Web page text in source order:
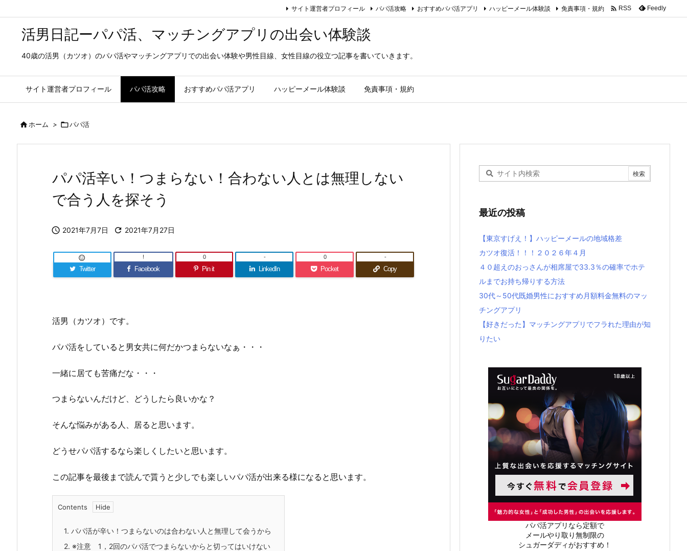
活男日記ーパパ活、マッチングアプリの出会い体験談
40歳の活男（カツオ）のパパ活やマッチングアプリでの出会い体験や男性目線、女性目線の役立つ記事を書いていきます。
サイト運営者プロフィール パパ活攻略 おすすめパパ活アプリ ハッピーメール体験談 免責事項・規約
サイト運営者プロフィール パパ活攻略 おすすめパパ活アプリ ハッピーメール体験談 免責事項・規約  RSS Feedly
ホーム > パパ活
パパ活辛い！つまらない！合わない人とは無理しない
で合う人を探そう
 2021年7月7日  2021年7月27日
Twitter

Facebook
!
Pin it
0
LinkedIn
-
Pocket
0
Copy
-
活男（カツオ）です。
パパ活をしていると男女共に何だかつまらないなぁ・・・
一緒に居ても苦痛だな・・・
つまらないんだけど、どうしたら良いかな？
そんな悩みがある人、居ると思います。
どうせパパ活するなら楽しくしたいと思います。
この記事を最後まで読んで貰うと少しでも楽しいパパ活が出来る様になると思います。
Contents
1. パパ活が辛い！つまらないのは合わない人と無理して会うから
2. ※注意 1，2回のパパ活でつまらないからと切ってはいけない
最近の投稿
【東京すげえ！】ハッピーメールの地域格差
カツオ復活！！！２０２６年４月
４０超えのおっさんが相席屋で33.3％の確率でホテ
ルまでお持ち帰りする方法
30代～50代既婚男性におすすめ月額料金無料のマッ
チングアプリ
【好きだった】マッチングアプリでフラれた理由が知
りたい
パパ活アプリなら定額で
メールやり取り無制限の
シュガーダディがおすすめ！